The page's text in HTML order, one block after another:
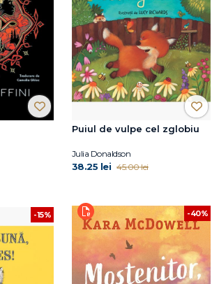
Puiul de vulpe cel zglobiu
Julia Donaldson
38.25 lei 45.00 lei
-15% -40%